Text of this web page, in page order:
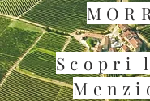
Scopri